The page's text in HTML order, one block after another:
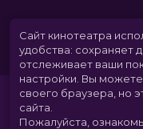
Сайт кинотеатра
удобства: сохраняет
отслеживает ваши
настройки. Вы можете
своего браузера, но
сайта.
Пожалуйста,